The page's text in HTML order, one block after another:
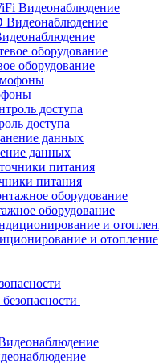
Видеонаблюдение
оборудование
доступа
данных
питания
оборудование
и отопление